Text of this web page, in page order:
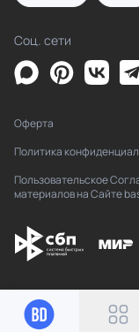
Соц. сети
Оферта
Политика
Пользовательское
материалов на Сайте